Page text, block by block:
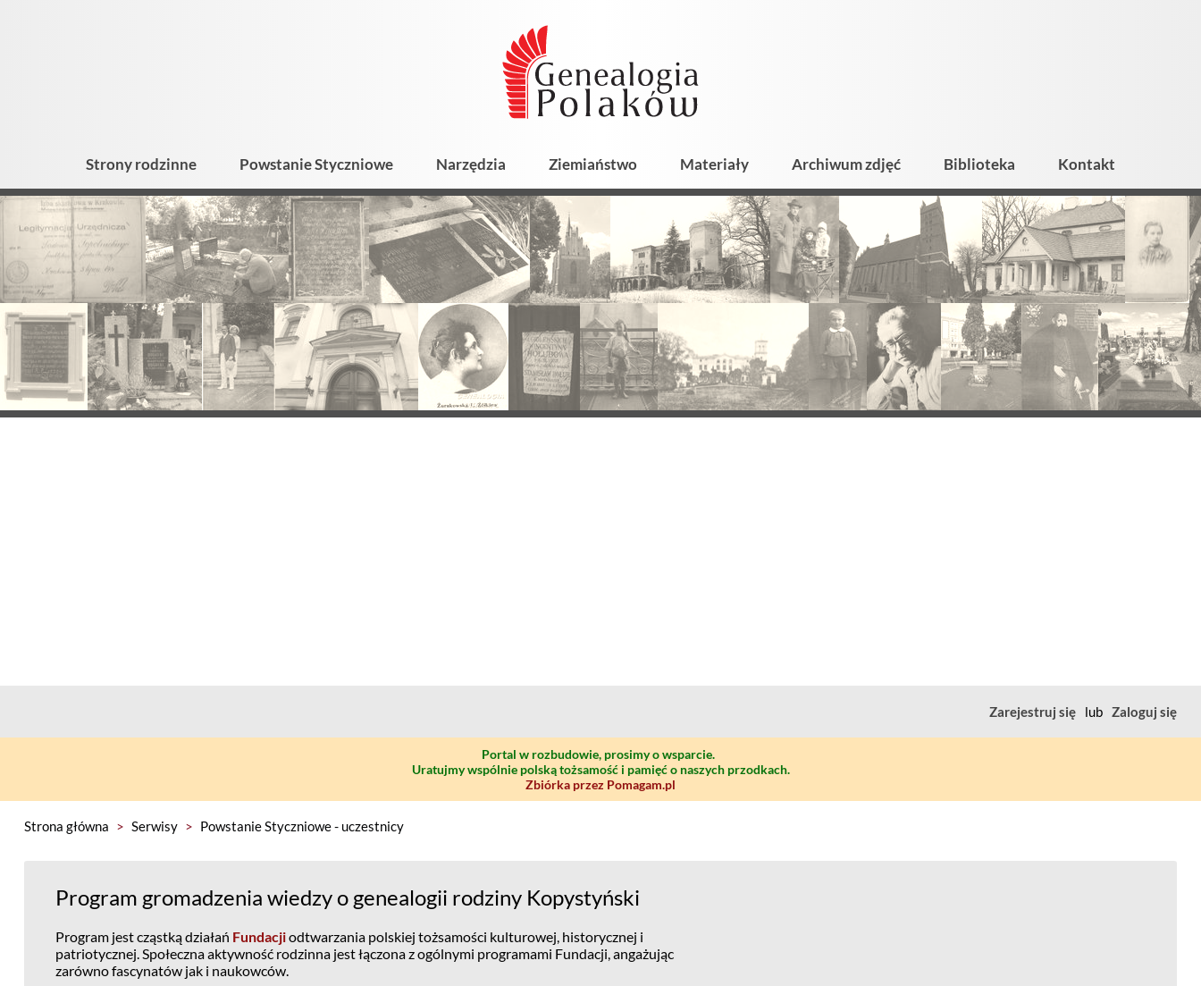
Strony rodzinne Powstanie Styczniowe Narzędzia Ziemiaństwo Materiały Archiwum zdjęć Biblioteka Kontakt
Zarejestruj się lub Zaloguj się
Portal w rozbudowie, prosimy o wsparcie.
Uratujmy wspólnie polską tożsamość i pamięć o naszych przodkach.
Zbiórka przez Pomagam.pl
Strona główna > Serwisy > Powstanie Styczniowe - uczestnicy
Program gromadzenia wiedzy o genealogii rodziny Kopystyński
Program jest cząstką działań Fundacjiodtwarzania polskiej tożsamości kulturowej, historycznej i
patriotycznej. Społeczna aktywność rodzinna jest łączona z ogólnymi programami Fundacji, angażując
zarówno fascynatów jak i naukowców.